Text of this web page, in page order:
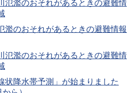
氾濫のおそれがあるときの避難情
濫のおそれがあるときの避難情報
氾濫のおそれがあるときの避難情
状降水帯予測」が始まりました